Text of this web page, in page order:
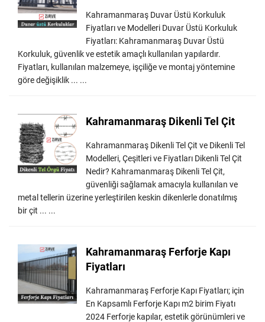
Kahramanmaraş Duvar Üstü Korkuluk
Fiyatları ve Modelleri Duvar Üstü Korkuluk
Fiyatları: Kahramanmaraş Duvar Üstü
Korkuluk, güvenlik ve estetik amaçlı kullanılan yapılardır.
Fiyatları, kullanılan malzemeye, işçiliğe ve montaj yöntemine
göre değişiklik ... ...
Kahramanmaraş Dikenli Tel Çit
Kahramanmaraş Dikenli Tel Çit ve Dikenli Tel
Modelleri, Çeşitleri ve Fiyatları Dikenli Tel Çit
Nedir? Kahramanmaraş Dikenli Tel Çit,
güvenliği sağlamak amacıyla kullanılan ve
metal tellerin üzerine yerleştirilen keskin dikenlerle donatılmış
bir çit ... ...
Kahramanmaraş Ferforje Kapı
Fiyatları
Kahramanmaraş Ferforje Kapı Fiyatları; için
En Kapsamlı Ferforje Kapı m2 birim Fiyatı
2024 Ferforje kapılar, estetik görünümleri ve